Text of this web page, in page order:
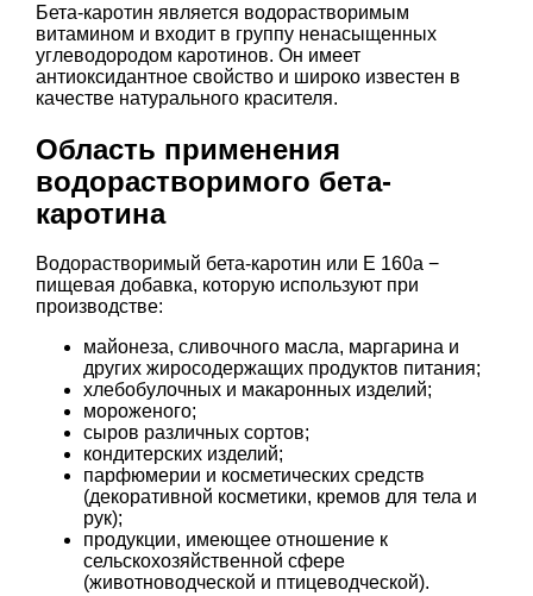
Бета-каротин является водорастворимым
витамином и входит в группу ненасыщенных
углеводородом каротинов. Он имеет
антиоксидантное свойство и широко известен в
качестве натурального красителя.
Область применения
водорастворимого бета-
каротина
Водорастворимый бета-каротин или Е 160а −
пищевая добавка, которую используют при
производстве:
майонеза, сливочного масла, маргарина и
других жиросодержащих продуктов питания;
хлебобулочных и макаронных изделий;
мороженого;
сыров различных сортов;
кондитерских изделий;
парфюмерии и косметических средств
(декоративной косметики, кремов для тела и
рук);
продукции, имеющее отношение к
сельскохозяйственной сфере
(животноводческой и птицеводческой).